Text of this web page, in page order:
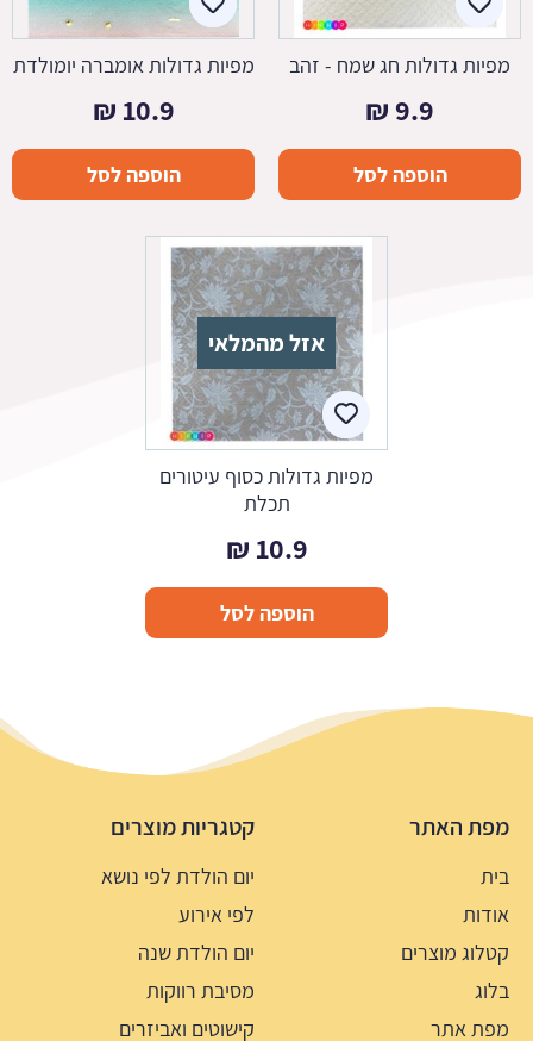
מפיות גדולות חג שמח - זהב
9.9
₪
הוספה לסל
מפיות גדולות אומברה יומולדת
10.9
₪
הוספה לסל
אזל מהמלאי
מפיות גדולות כסוף עיטורים
תכלת
10.9
₪
הוספה לסל
מפת האתר
בית
אודות
קטלוג מוצרים
בלוג
מפת אתר
קטגריות מוצרים
יום הולדת לפי נושא
לפי אירוע
יום הולדת שנה
מסיבת רווקות
קישוטים ואביזרים